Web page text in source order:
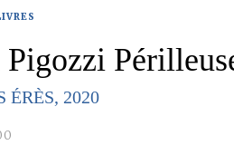
ÉRÈS, 2020